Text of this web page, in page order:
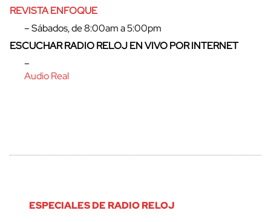
REVISTA ENFOQUE
– Sábados, de 8:00am a 5:00pm
ESCUCHAR RADIO RELOJ EN VIVO POR INTERNET
–
Audio Real
ESPECIALES DE RADIO RELOJ